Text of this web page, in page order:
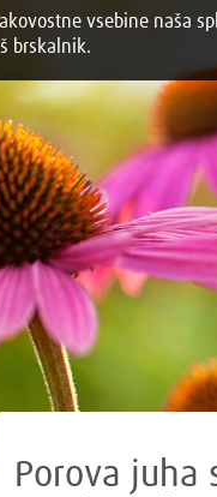
Porova juha
vsebine naša
brskalnik.